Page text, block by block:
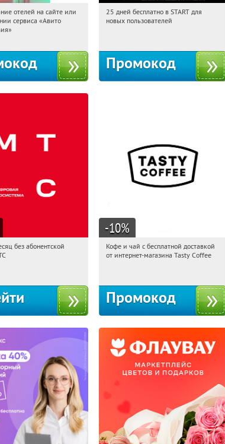
Получи первым!
отелей на сайте или
сервиса «Авито
12:58:26
Получи первым!
25 дней бесплатно в START для
новых пользователей
Промокод
Получи первым!
без абонентской
-10%
12:58:26
Получи первым!
Кофе и чай с бесплатной доставкой
от интернет-магазина Tasty Coffee
Промокод